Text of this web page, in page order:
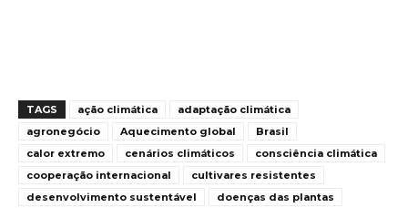
TAGS ação climática
adaptação climática
agronegócio
Aquecimento global
Brasil
calor extremo
cenários climáticos
consciência climática
cooperação internacional
cultivares resistentes
desenvolvimento sustentável
doenças das plantas